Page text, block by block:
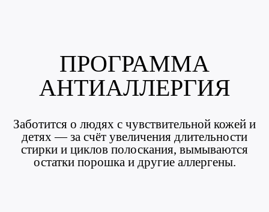
ПРОГРАММА
АНТИАЛЛЕРГИЯ
Заботится о людях с чувствительной кожей и
детях — за счёт увеличения длительности
стирки и циклов полоскания, вымываются
остатки порошка и другие аллергены.